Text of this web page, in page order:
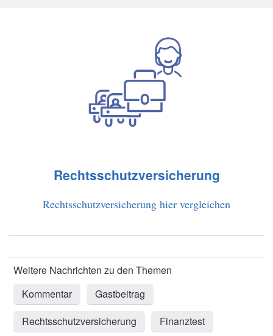
Rechtsschutzversicherung
Rechtsschutzversicherung hier vergleichen
Kommentar
Gastbeitrag
Rechtsschutzversicherung
Finanztest